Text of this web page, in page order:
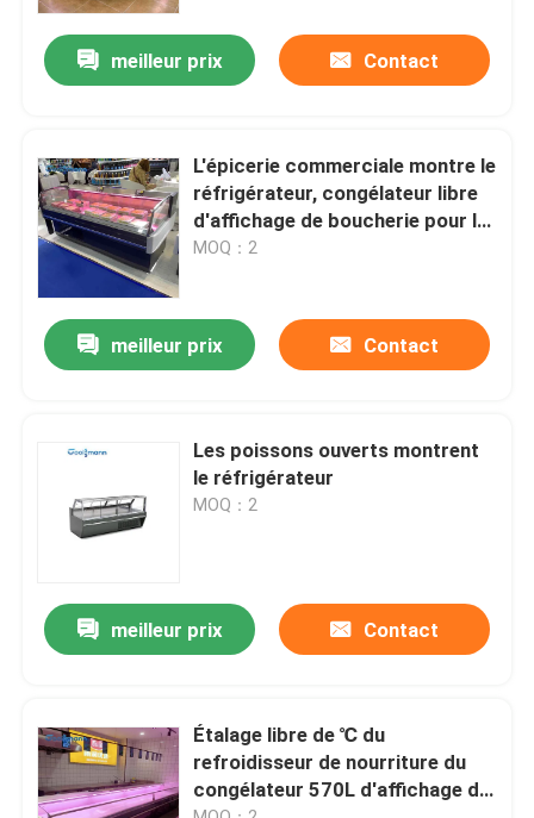
Produits
Au sujet de nous
Contrôle de qualité
Demandez une citation
Refroidisseur ouvert à plusieurs étages
Réfrigérateur ouvert d'affichage
meilleur prix Contact
L'épicerie commerciale montre le
réfrigérateur, congélateur libre
d'affichage de boucherie pour la
boucherie
MOQ：2
meilleur prix Contact
Les poissons ouverts montrent
le réfrigérateur
MOQ：2
meilleur prix Contact
Étalage libre de ℃ du
refroidisseur de nourriture du
congélateur 570L d'affichage de